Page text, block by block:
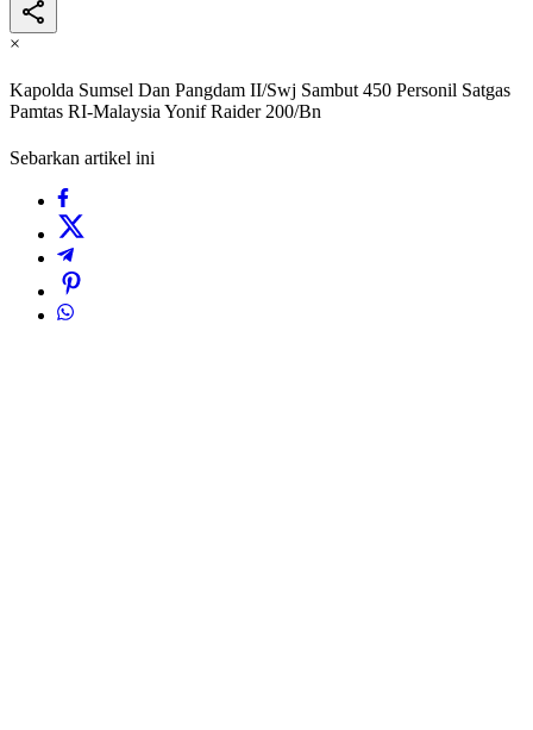
×
Kapolda Sumsel Dan Pangdam II/Swj Sambut 450 Personil Satgas
Pamtas RI-Malaysia Yonif Raider 200/Bn
Sebarkan artikel ini